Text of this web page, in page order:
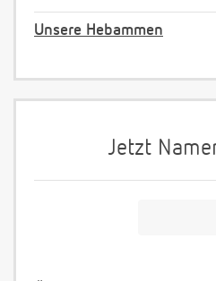
Unsere Hebammen
Jetzt